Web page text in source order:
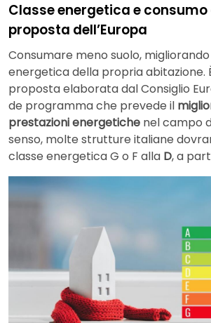
Classe energetica e consumo
proposta dell’Europa
Consumare meno suolo,
energetica della propria abitazione.
proposta elaborata dal Consiglio
de programma che prevede il
prestazioni energetiche nel campo
senso, molte strutture italiane
classe energetica G o F alla D, a